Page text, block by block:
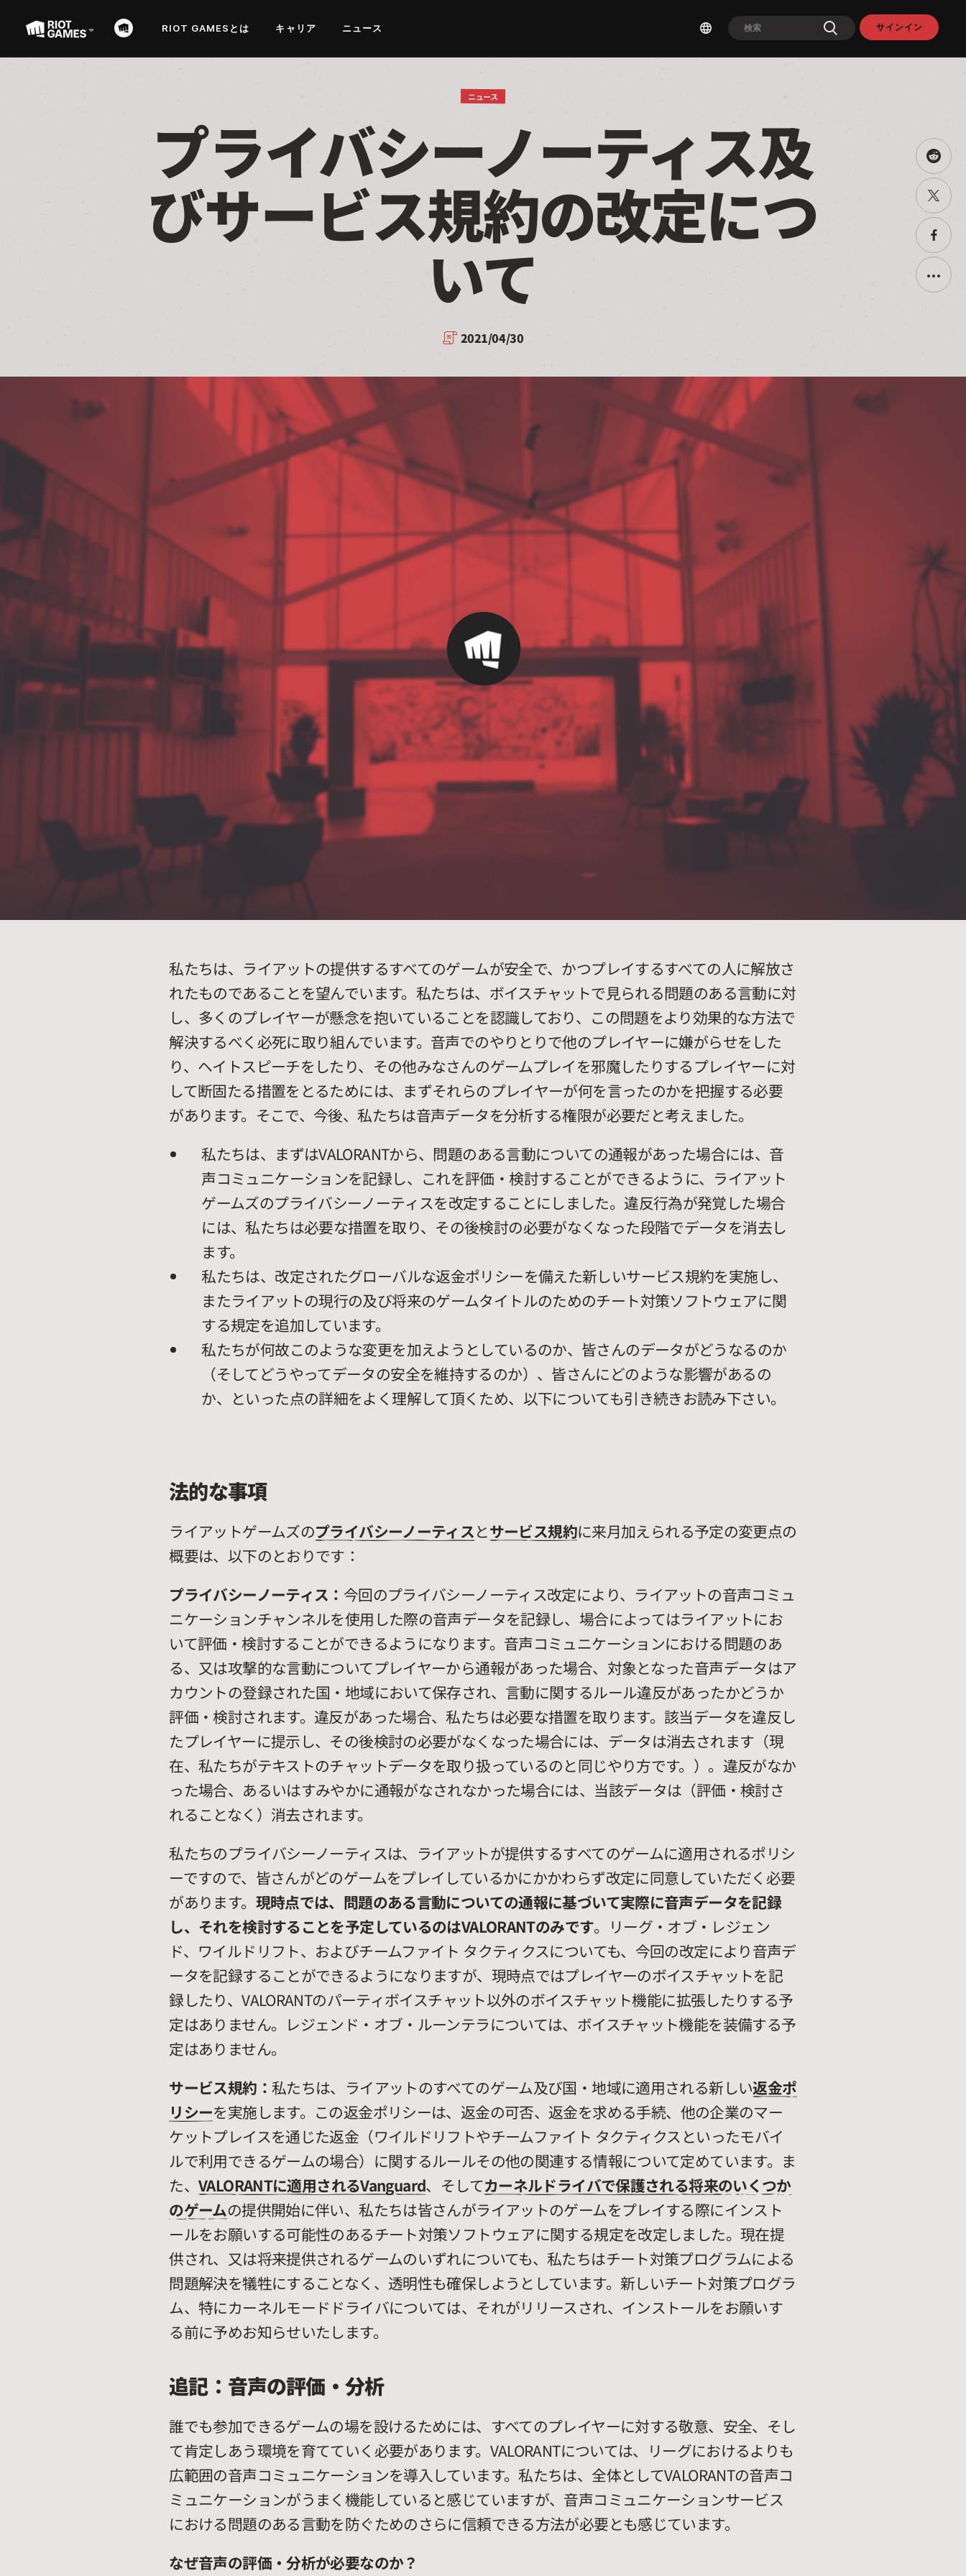
RIOT GAMESとは キャリア ニュース サインイン
ニュース
プライバシーノーティス及
びサービス規約の改定につ
いて
2021/04/30
Share
this
on
Reddit
Twitter
で
共
有
で
共
Toggle
私たちは、ライアットの提供するすべてのゲームが安全で、かつプレイするすべての人に解放さ
れたものであることを望んでいます。私たちは、ボイスチャットで見られる問題のある言動に対
し、多くのプレイヤーが懸念を抱いていることを認識しており、この問題をより効果的な方法で
解決するべく必死に取り組んでいます。音声でのやりとりで他のプレイヤーに嫌がらせをした
り、ヘイトスピーチをしたり、その他みなさんのゲームプレイを邪魔したりするプレイヤーに対
して断固たる措置をとるためには、まずそれらのプレイヤーが何を言ったのかを把握する必要
があります。そこで、今後、私たちは音声データを分析する権限が必要だと考えました。
私たちは、まずはVALORANTから、問題のある言動についての通報があった場合には、音
声コミュニケーションを記録し、これを評価・検討することができるように、ライアット
ゲームズのプライバシーノーティスを改定することにしました。違反行為が発覚した場合
には、私たちは必要な措置を取り、その後検討の必要がなくなった段階でデータを消去し
ます。
私たちは、改定されたグローバルな返金ポリシーを備えた新しいサービス規約を実施し、
またライアットの現行の及び将来のゲームタイトルのためのチート対策ソフトウェアに関
する規定を追加しています。
私たちが何故このような変更を加えようとしているのか、皆さんのデータがどうなるのか
（そしてどうやってデータの安全を維持するのか）、皆さんにどのような影響があるの
か、といった点の詳細をよく理解して頂くため、以下についても引き続きお読み下さい。
法的な事項
ライアットゲームズのプライバシーノーティスとサービス規約に来月加えられる予定の変更点の
概要は、以下のとおりです：
プライバシーノーティス： 今回のプライバシーノーティス改定により、ライアットの音声コミュ
ニケーションチャンネルを使用した際の音声データを記録し、場合によってはライアットにお
いて評価・検討することができるようになります。音声コミュニケーションにおける問題のあ
る、又は攻撃的な言動についてプレイヤーから通報があった場合、対象となった音声データはア
カウントの登録された国・地域において保存され、言動に関するルール違反があったかどうか
評価・検討されます。違反があった場合、私たちは必要な措置を取ります。該当データを違反し
たプレイヤーに提示し、その後検討の必要がなくなった場合には、データは消去されます（現
在、私たちがテキストのチャットデータを取り扱っているのと同じやり方です。）。違反がなか
った場合、あるいはすみやかに通報がなされなかった場合には、当該データは（評価・検討さ
れることなく）消去されます。
私たちのプライバシーノーティスは、ライアットが提供するすべてのゲームに適用されるポリシ
ーですので、皆さんがどのゲームをプレイしているかにかかわらず改定に同意していただく必要
があります。 現時点では、問題のある言動についての通報に基づいて実際に音声データを記録
し、それを検討することを予定しているのはVALORANTのみです。リーグ・オブ・レジェン
ド、ワイルドリフト、およびチームファイト タクティクスについても、今回の改定により音声デ
ータを記録することができるようになりますが、現時点ではプレイヤーのボイスチャットを記
録したり、VALORANTのパーティボイスチャット以外のボイスチャット機能に拡張したりする予
定はありません。レジェンド・オブ・ルーンテラについては、ボイスチャット機能を装備する予
定はありません。
サービス規約： 私たちは、ライアットのすべてのゲーム及び国・地域に適用される新しい返金ポ
リシーを実施します。この返金ポリシーは、返金の可否、返金を求める手続、他の企業のマー
ケットプレイスを通じた返金（ワイルドリフトやチームファイト タクティクスといったモバイ
ルで利用できるゲームの場合）に関するルールその他の関連する情報について定めています。ま
た、VALORANTに適用されるVanguard、そしてカーネルドライバで保護される将来のいくつか
のゲームの提供開始に伴い、私たちは皆さんがライアットのゲームをプレイする際にインスト
ールをお願いする可能性のあるチート対策ソフトウェアに関する規定を改定しました。現在提
供され、又は将来提供されるゲームのいずれについても、私たちはチート対策プログラムによる
問題解決を犠牲にすることなく、透明性も確保しようとしています。新しいチート対策プログラ
ム、特にカーネルモードドライバについては、それがリリースされ、インストールをお願いす
る前に予めお知らせいたします。
追記：音声の評価・分析
誰でも参加できるゲームの場を設けるためには、すべてのプレイヤーに対する敬意、安全、そし
て肯定しあう環境を育てていく必要があります。VALORANTについては、リーグにおけるよりも
広範囲の音声コミュニケーションを導入しています。私たちは、全体としてVALORANTの音声コ
ミュニケーションがうまく機能していると感じていますが、音声コミュニケーションサービス
における問題のある言動を防ぐためのさらに信頼できる方法が必要とも感じています。
なぜ音声の評価・分析が必要なのか？